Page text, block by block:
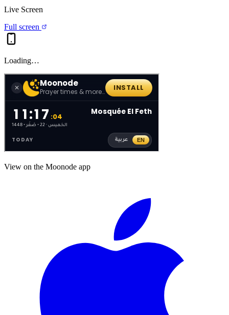
Live Screen
Full screen
Loading…
View on the Moonode app